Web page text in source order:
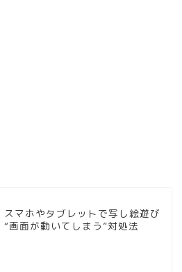
スマホやタブレットで写し絵遊び
“画面が動いてしまう”対処法